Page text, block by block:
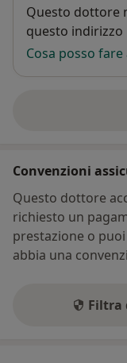
Disponibilità
Questo dottore
questo indirizzo
Cosa posso fare
Convenzioni
Questo dottore
richiesto un
prestazione o
abbia una
Filtra